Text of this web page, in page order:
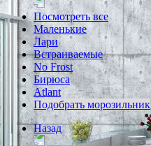
Посмотреть все
Маленькие
Лари
Встраиваемые
No Frost
Бирюса
Atlant
Подобрать морозильник
Назад